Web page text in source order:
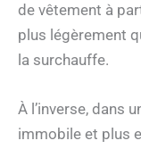
de vêtement à
plus légèrement
la surchauffe.
À l’inverse, dans
immobile et plus